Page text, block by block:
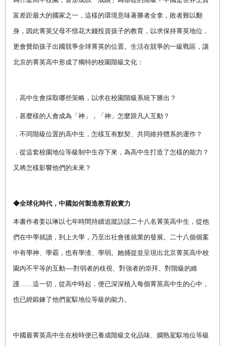
富差距最大的國家之一，這樣的環境意味著勝者全拿，敗者難以翻
身，因此菁英父母不惜花大錢投資孩子的教育，以求保持菁英地位，
更會贊助孩子出國競爭全球菁英的位置。生活在競爭的一級戰區，讓
北京的菁英高中形成了獨特的校園階級文化：
．高中生會採取哪些策略，以求在校園階級系統下勝出？
．甚麼樣的人會成為「神」，「神」怎麼跟凡人互動？
．不同階級位置的高中生，怎樣互有默契、共同維持體系的運作？
．從這套校園地位等級制中生存下來，為高中生打造了怎樣的能力？
又將怎樣影響他們的未來？
◆全球化時代， 中國如何製造教育銳實力
本書作者姜以琳以七年時間持續追蹤訪談二十八名菁英高中生，從他
們在中學就讀，到上大學，乃至出社會後就業的發展。二十八個個案
中有學神、學霸，也有學渣、學弱。她捕捉並呈現出北京菁英高中校
園內不平等的互動----對弱者的歧視、對強者的崇拜、對階級的維
護 這一切，從高中時起，便已深深植入每個菁英高中生的心中，
也已經鍛鍊了他們駕馭地位等級的能力。
中國最菁英高中生在校時便已養成階級文化品味、嫻熟駕馭地位等級